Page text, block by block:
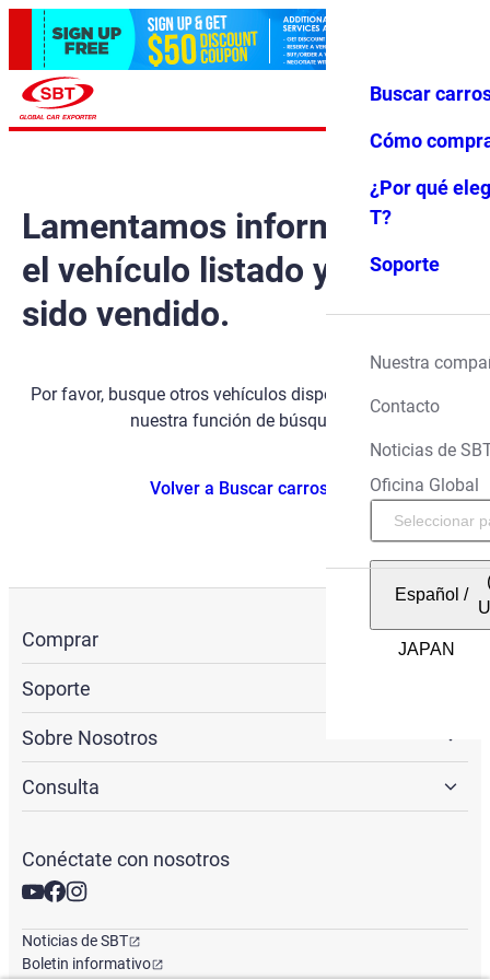
Favoritos Menú
Buscar
Cómo
¿Por qué
T?
Soporte
Nuestra
Contacto
Noticias de
Oficina Global
Español /
Lamentamos informarle que
el vehículo listado ya ha
sido vendido.
Por favor, busque otros vehículos disponibles utilizando
nuestra función de búsqueda.
Volver a Buscar carros
Comprar
Soporte
Sobre Nosotros
Consulta
Conéctate con nosotros
Noticias de SBT
Boletin informativo